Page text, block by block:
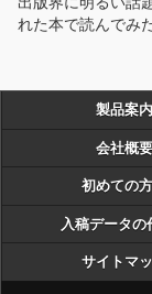
れた本で読んでみ
製品案内
会社概要
初めての
入稿データの
サイトマ